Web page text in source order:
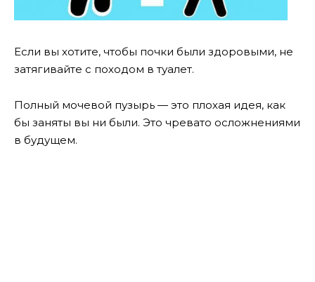
Если вы хотите, чтобы почки были здоровыми, не
затягивайте с походом в туалет.
Полный мочевой пузырь — это плохая идея, как
бы заняты вы ни были. Это чревато осложнениями
в будущем.